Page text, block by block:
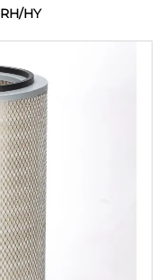
RH/HY-جهاز جمع غبار اللحام